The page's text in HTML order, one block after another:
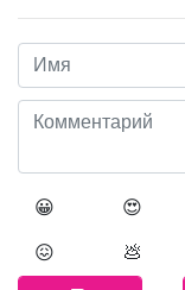
😀 😍
😖 💩